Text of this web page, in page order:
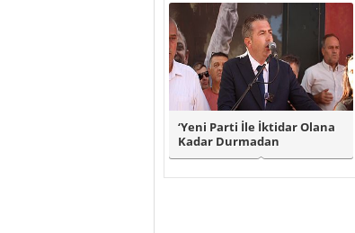
‘Yeni Parti İle İktidar Olana
Kadar Durmadan
Çalışacağız’..